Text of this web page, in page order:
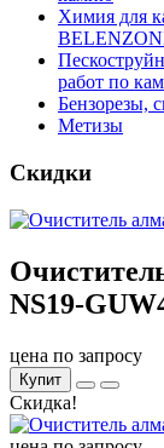
Химия для
работ по
Бензорезы,
Метизы
Скидки
NS19-
цена по запросу
Купит
Скидка!